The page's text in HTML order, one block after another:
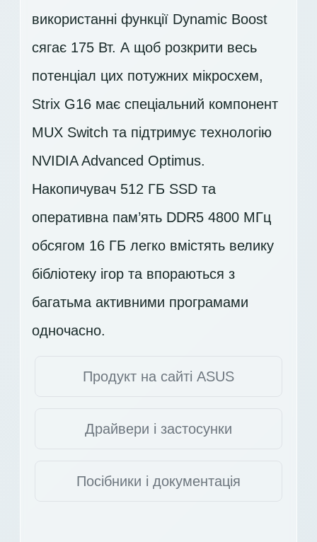
використанні функції Dynamic Boost
сягає 175 Вт. А щоб розкрити весь
потенціал цих потужних мікросхем,
Strix G16 має спеціальний компонент
MUX Switch та підтримує технологію
NVIDIA Advanced Optimus.
Накопичувач 512 ГБ SSD та
оперативна пам’ять DDR5 4800 МГц
обсягом 16 ГБ легко вмістять велику
бібліотеку ігор та впораються з
багатьма активними програмами
одночасно.
Продукт на сайті ASUS
Драйвери і застосунки
Посібники і документація